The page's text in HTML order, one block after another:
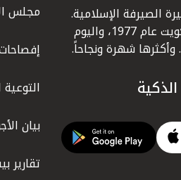
الصيرفة الإسلامية.
وهو أول بنك إسلامي أنشئ في دولة الكويت عام 1977، واليوم
وأكثرها شهرة ونجاحاً.
مجلس
بيان
تقارير